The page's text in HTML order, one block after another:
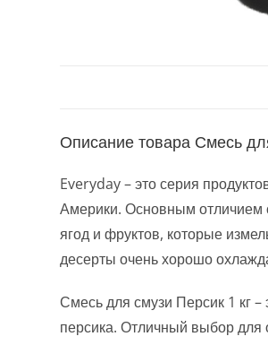
Описание товара Смесь
Everyday – это серия
Америки. Основным отличием
ягод и фруктов, которые
десерты очень хорошо
Смесь для смузи Персик 1 кг –
персика. Отличный выбор для